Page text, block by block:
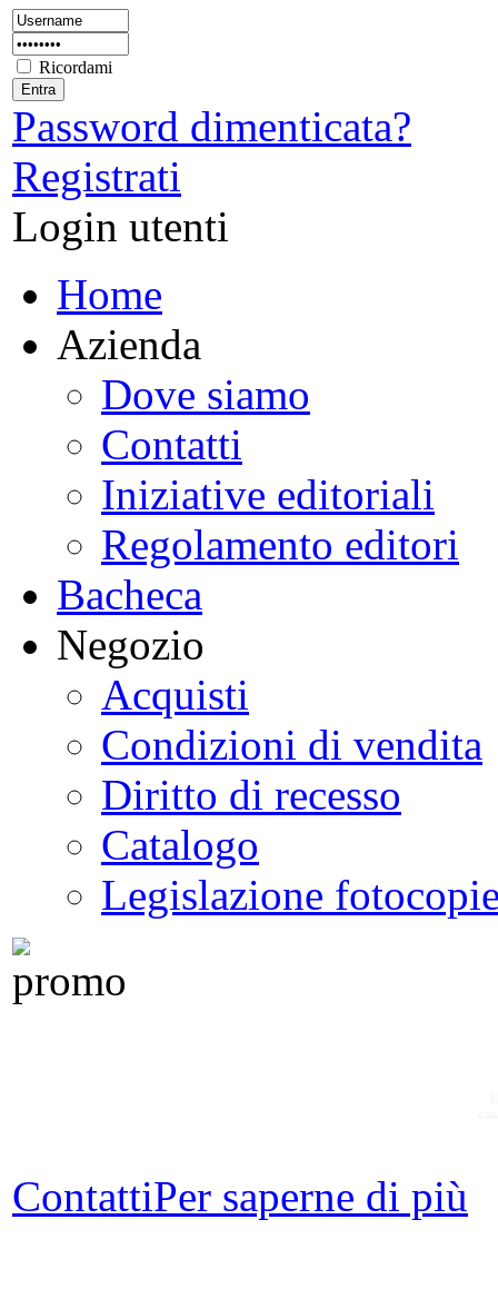
Ricordami
Password dimenticata?
Registrati
Login utenti
Home
Azienda
Dove siamo
Contatti
Iniziative editoriali
Regolamento editori
Bacheca
Negozio
Acquisti
Condizioni di vendita
Diritto di recesso
Catalogo
Legislazione
ContattiPer saperne di più